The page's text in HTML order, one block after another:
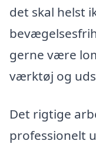
det skal helst
gerne være
værktøj og
Det rigtige
professionelt